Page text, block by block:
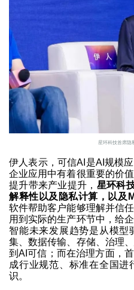
星环科技首席隐
伊人表示，可信AI是AI规模
企业应用中有着很重要的价
提升带来产业提升， 星环科
解释性以及隐私计算，以及
软件帮助客户能够理解并信
用到实际的生产环节中，给
智能未来发展趋势是从模型
集、数据传输、存储、治理
到AI可信；而在治理方面，
成行业规范、标准在全国
识。